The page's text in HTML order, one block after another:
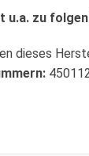
u.a. zu
dieses